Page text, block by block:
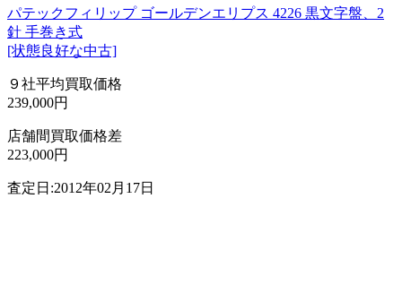
パテックフィリップ ゴールデンエリプス 4226 黒文字盤、2
針 手巻き式
[状態良好な中古]
９社平均買取価格
239,000円
店舗間買取価格差
223,000円
査定日:2012年02月17日